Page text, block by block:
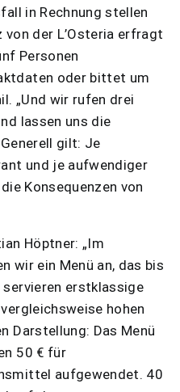
in Rechnung stellen
der L’Osteria erfragt
Personen
oder bittet um
„Und wir rufen drei
lassen uns die
gilt: Je
und je aufwendiger
Konsequenzen von
Höptner: „Im
wir ein Menü an, das bis
erstklassige
hohen
Darstellung: Das Menü
50 € für
aufgewendet. 40